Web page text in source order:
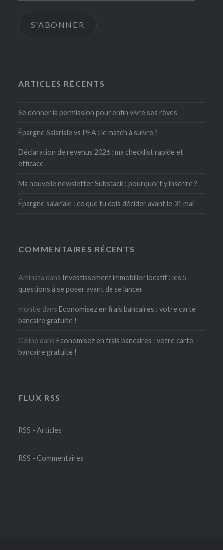
S'ABONNER
ARTICLES RÉCENTS
Se donner la permission pour enfin vivre ses rêves
Épargne Salariale vs PEA : le match à suivre ?
Déclaration de revenus 2026 : ma checklist rapide et
efficace
Ma nouvelle newsletter Substack : pourquoi t’y inscrire ?
Épargne salariale : ce que tu dois décider avant le 31 mai
COMMENTAIRES RÉCENTS
Aminata dans Investissement immobilier locatif : les 5
questions à se poser avant de se lancer
montie dansEconomisez en frais bancaires : votre carte
bancaire gratuite !
Celine dansEconomisez en frais bancaires : votre carte
bancaire gratuite !
FLUX RSS
RSS - Articles
RSS - Commentaires